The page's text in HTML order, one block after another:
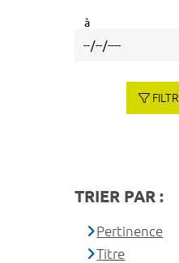
à
TRIER PAR :
Pertinence
Titre